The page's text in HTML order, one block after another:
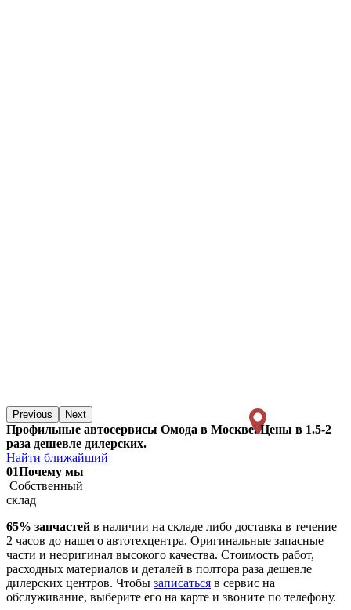
Previous Next
Профильные автосервисы Омода в Москве. Цены в 1.5-2
раза дешевле дилерских.
Найти ближайший
01Почему мы
Собственный
склад
65% запчастей в наличии на складе либо доставка в течение
2 часов до нашего автотехцентра. Оригинальные запасные
части и неоригинал высокого качества. Стоимость работ,
расходных материалов и деталей в полтора раза дешевле
дилерских центров. Чтобы записаться в сервис на
обслуживание, выберите его на карте и звоните по телефону.